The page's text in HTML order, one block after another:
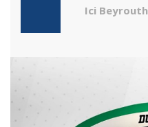
Ici Beyrouth